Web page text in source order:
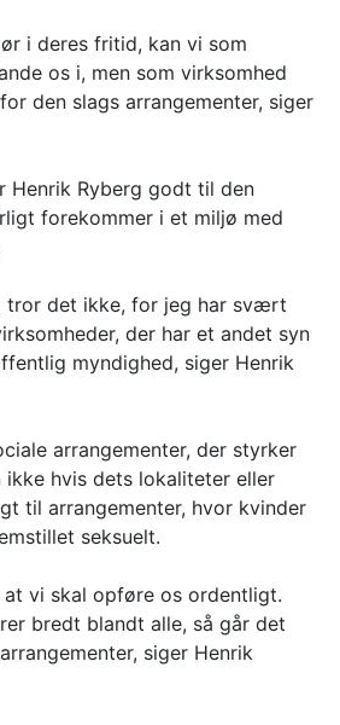
i deres fritid, kan vi som
os i, men som virksomhed
den slags arrangementer, siger
Henrik Ryberg godt til den
forekommer i et miljø med
tror det ikke, for jeg har svært
der har et andet syn
myndighed, siger Henrik
arrangementer, der styrker
ikke hvis dets lokaliteter eller
til arrangementer, hvor kvinder
seksuelt.
vi skal opføre os ordentligt.
bredt blandt alle, så går det
siger Henrik